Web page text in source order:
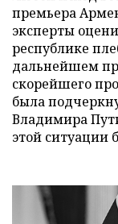
премьера
эксперты
республике
дальнейшем
скорейшего
была
Владимира
этой ситуации